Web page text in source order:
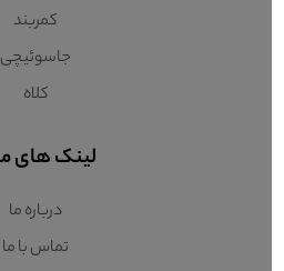
کمربند
جاسوئیچی
کلاه
لینک های
درباره ما
تماس با ما